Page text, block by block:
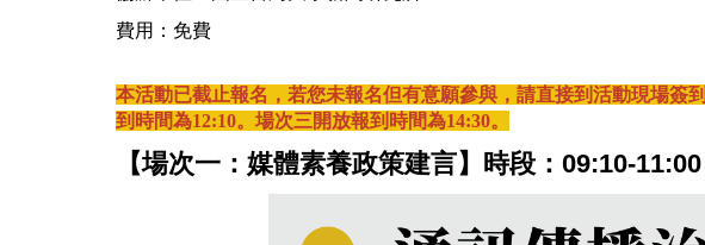
費用：免費
本活動已截止報名，若您未報名但有意願參與，請直接到活動現場簽
到時間為12:10。場次三開放報到時間為14:30。
【場次一：媒體素養政策建言】時段：09:10-11:00